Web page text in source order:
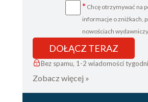
* Chcę otrzymywać na
informacje o zniżkach,
nowościach
DOŁĄCZ TERAZ
Bez spamu, 1-2 wiadomości
Zobacz więcej »